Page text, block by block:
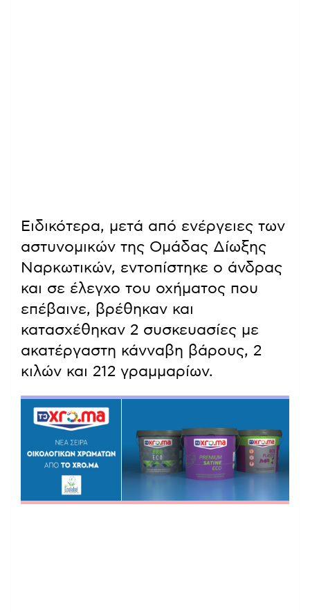
Ειδικότερα, μετά από ενέργειες των
αστυνομικών της Ομάδας Δίωξης
Ναρκωτικών, εντοπίστηκε ο άνδρας
και σε έλεγχο του οχήματος που
επέβαινε, βρέθηκαν και
κατασχέθηκαν 2 συσκευασίες με
ακατέργαστη κάνναβη βάρους, 2
κιλών και 212 γραμμαρίων.